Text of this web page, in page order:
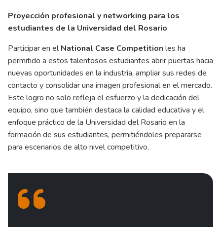
Proyección profesional y networking para los
estudiantes de la Universidad del Rosario
Participar en elNational Case Competition les ha
permitido a estos talentosos estudiantes abrir puertas hacia
nuevas oportunidades en la industria, ampliar sus redes de
contacto y consolidar una imagen profesional en el mercado.
Este logro no solo refleja el esfuerzo y la dedicación del
equipo, sino que también destaca la calidad educativa y el
enfoque práctico de la Universidad del Rosario en la
formación de sus estudiantes, permitiéndoles prepararse
para escenarios de alto nivel competitivo.